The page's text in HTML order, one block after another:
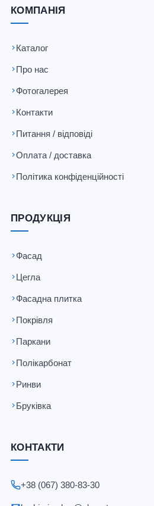
КОМПАНІЯ
Каталог
Про нас
Фотогалерея
Контакти
Питання / відповіді
Оплата / доставка
Політика конфіденційності
ПРОДУКЦІЯ
Фасад
Цегла
Фасадна плитка
Покрівля
Паркани
Полікарбонат
Ринви
Бруківка
КОНТАКТИ
+38 (067) 380-83-30